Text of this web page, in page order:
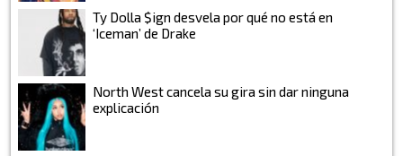
Ty Dolla $ign desvela por qué no está en
‘Iceman’ de Drake
North West cancela su gira sin dar ninguna
explicación